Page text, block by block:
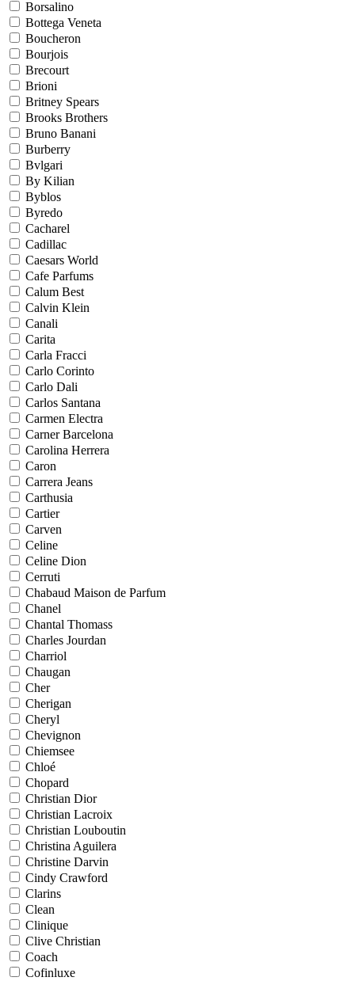
Borsalino
Bottega Veneta
Boucheron
Bourjois
Brecourt
Brioni
Britney Spears
Brooks Brothers
Bruno Banani
Burberry
Bvlgari
By Kilian
Byblos
Byredo
Cacharel
Cadillac
Caesars World
Cafe Parfums
Calum Best
Calvin Klein
Canali
Carita
Carla Fracci
Carlo Corinto
Carlo Dali
Carlos Santana
Carmen Electra
Carner Barcelona
Carolina Herrera
Caron
Carrera Jeans
Carthusia
Cartier
Carven
Celine
Celine Dion
Cerruti
Chabaud Maison de Parfum
Chanel
Chantal Thomass
Charles Jourdan
Charriol
Chaugan
Cher
Cherigan
Cheryl
Chevignon
Chiemsee
Chloé
Chopard
Christian Dior
Christian Lacroix
Christian Louboutin
Christina Aguilera
Christine Darvin
Cindy Crawford
Clarins
Clean
Clinique
Clive Christian
Coach
Cofinluxe